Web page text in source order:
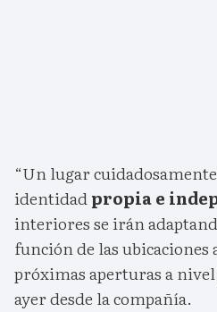
“Un lugar
identidadpropia e
interiores se irán
función de las ubicaciones
próximas aperturas a
ayer desde la compañía.